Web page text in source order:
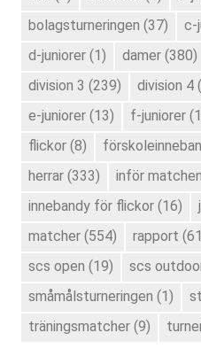
bolagsturneringen (37) c-
d-juniorer (1) damer (380)
division 3 (239) division 4
e-juniorer (13) f-juniorer
flickor (8)
herrar (333) inför matchen
innebandy för flickor (16)
matcher (554) rapport
scs open (19) scs
småmålsturneringen (1)
träningsmatcher (9)